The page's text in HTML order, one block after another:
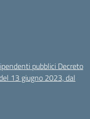
pubblici Decreto
13 giugno 2023, dal